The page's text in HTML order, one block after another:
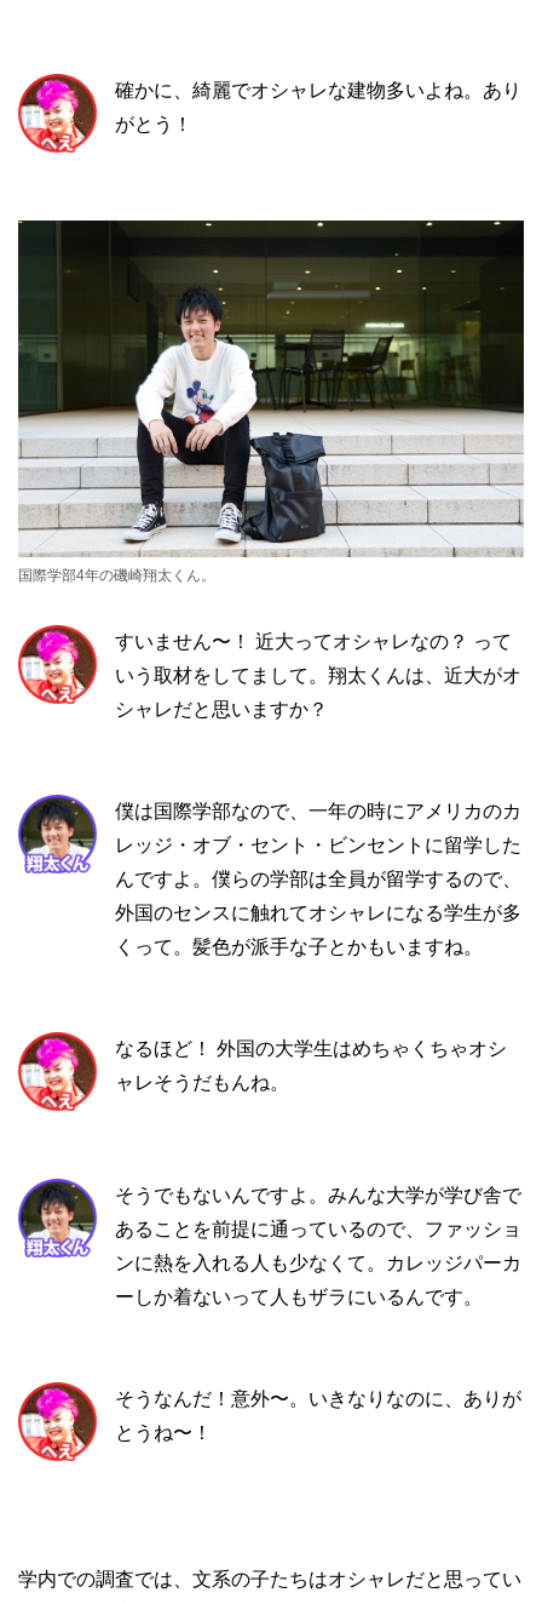
確かに、綺麗でオシャレな建物多いよね。あり
がとう！
国際学部4年の磯崎翔太くん。
すいません〜！ 近大ってオシャレなの？ って
いう取材をしてまして。翔太くんは、近大がオ
シャレだと思いますか？
僕は国際学部なので、一年の時にアメリカのカ
レッジ・オブ・セント・ビンセントに留学した
んですよ。僕らの学部は全員が留学するので、
外国のセンスに触れてオシャレになる学生が多
くって。髪色が派手な子とかもいますね。
なるほど！ 外国の大学生はめちゃくちゃオシ
ャレそうだもんね。
そうでもないんですよ。みんな大学が学び舎で
あることを前提に通っているので、ファッショ
ンに熱を入れる人も少なくて。カレッジパーカ
ーしか着ないって人もザラにいるんです。
そうなんだ！意外〜。いきなりなのに、ありが
とうね〜！
学内での調査では、文系の子たちはオシャレだと思ってい